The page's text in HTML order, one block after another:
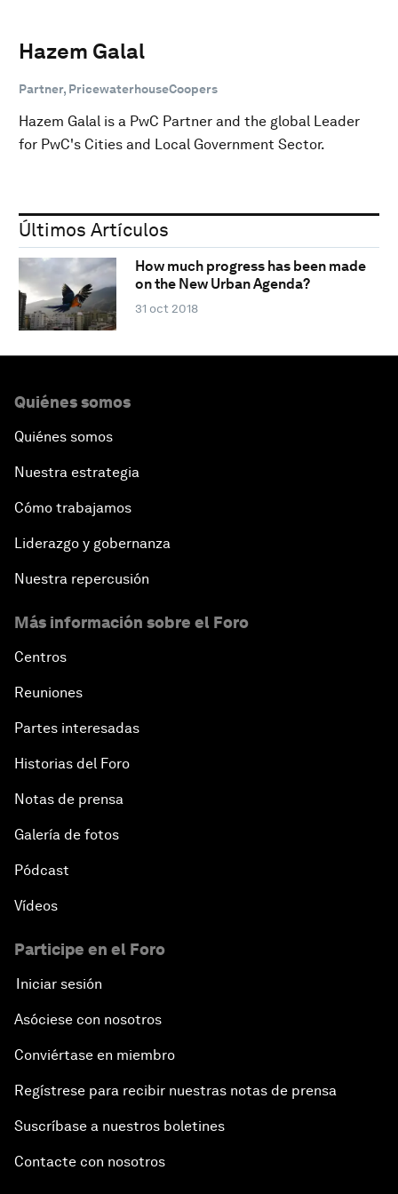
Hazem Galal
Partner, PricewaterhouseCoopers
Hazem Galal is a PwC Partner and the global Leader
for PwC's Cities and Local Government Sector.
Últimos Artículos
How much progress has been made
on the New Urban Agenda?
31 oct 2018
Quiénes somos
Quiénes somos
Nuestra estrategia
Cómo trabajamos
Liderazgo y gobernanza
Nuestra repercusión
Más información sobre el Foro
Centros
Reuniones
Partes interesadas
Historias del Foro
Notas de prensa
Galería de fotos
Pódcast
Vídeos
Participe en el Foro
Iniciar sesión
Asóciese con nosotros
Conviértase en miembro
Regístrese para recibir nuestras notas de prensa
Suscríbase a nuestros boletines
Contacte con nosotros